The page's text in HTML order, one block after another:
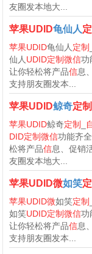
友圈发本地大...
苹果UDID龟仙人
苹果UDID龟仙人 定制
仙人 UDID定制微信功
让你轻松将产品信息
支持朋友圈发本...
苹果UDID鲸奇定制
苹果UDID鲸奇定制
DID定制微信功能齐
松将产品信息、促销
友圈发本地大...
苹果UDID微如笑
苹果UDID微如笑定制
如笑UDID定制微信功
让你轻松将产品信息
支持朋友圈发本...